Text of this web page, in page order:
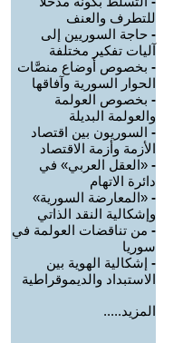
للتطرف والعنف
- حاجة السوريين إلى
آليات تفكير مختلفة
- بخصوص أوضاع منصَّات
الحوار السورية وآفاقها
- بخصوص العولمة
والعولمة البديلة
- السوريون بين اقتصاد
الأزمة وأزمة الاقتصاد
- «العقل العربي» في
دائرة الاتهام
- «المعارضة السورية»
وإشكالية النقد الذاتي
- من تناقضات العولمة في
سوريا
- إشكالية الهوية بين
الاستبداد والديموقراطية
المزيد.....